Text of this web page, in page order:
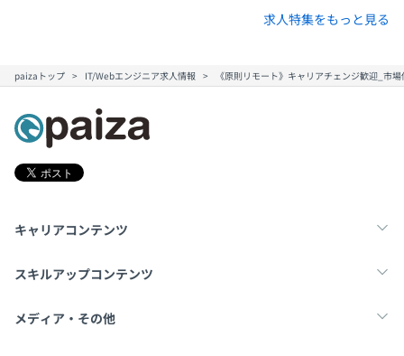
求人特集をもっと見る
paizaトップ IT/Webエンジニア求人情報 《原則リモート》キャリアチェンジ歓迎_市
キャリアコンテンツ
転職・キャリア
スキルアップコンテンツ
学習
メディア・その他